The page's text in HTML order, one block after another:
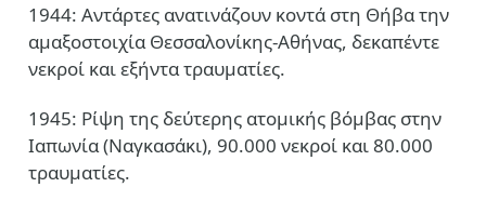
1944: Αντάρτες ανατινάζουν κοντά στη Θήβα την
αμαξοστοιχία Θεσσαλονίκης-Αθήνας, δεκαπέντε
νεκροί και εξήντα τραυματίες.
1945: Ρίψη της δεύτερης ατομικής βόμβας στην
Ιαπωνία (Ναγκασάκι), 90.000 νεκροί και 80.000
τραυματίες.